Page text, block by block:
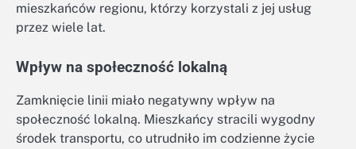
mieszkańców regionu, którzy korzystali z jej usług
przez wiele lat.
Wpływ na społeczność lokalną
Zamknięcie linii miało negatywny wpływ na
społeczność lokalną. Mieszkańcy stracili wygodny
środek transportu, co utrudniło im codzienne życie